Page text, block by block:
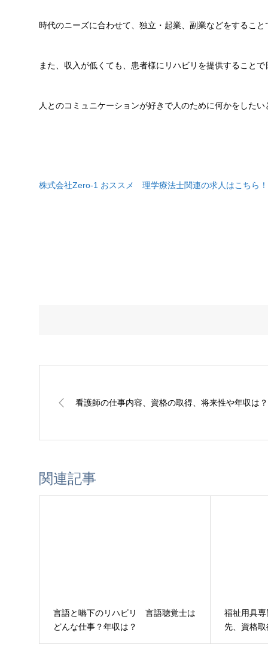
時代のニーズに合わせて、独立・起業、副業などをするこ
また、収入が低くても、患者様にリハビリを提供すること
人とのコミュニケーションが好きで人のために何かをした
株式会社Zero-1 おススメ 理学療法士関連の求人はこちら！
看護師の仕事内容、資格の取得、将来性や年収は？
関連記事
言語と嚥下のリハビリ 言語聴覚士は
どんな仕事？年収は？
福祉用具
先、資格